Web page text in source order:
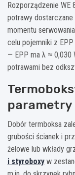
Rozporządzenie
potrawy dostarczane
momentu
celu pojemniki z
— EPP ma λ ≈ 0,030
potrawami bez
parametry
Dobór termboksa
grubości ścianek i
żelowe lub wkłady
i styroboxy w